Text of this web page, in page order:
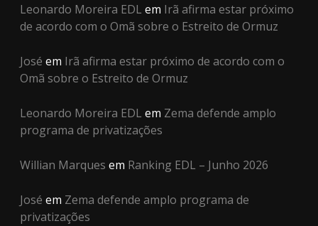
Leonardo Moreira EDL em Irã afirma estar próximo
de acordo com o Omã sobre o Estreito de Ormuz
José em Irã afirma estar próximo de acordo com o
Omã sobre o Estreito de Ormuz
Leonardo Moreira EDL em Zema defende amplo
programa de privatizações
Willian Marques em Ranking EDL – Junho 2026
José em Zema defende amplo programa de
privatizações